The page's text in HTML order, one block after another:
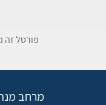
פורטל זה
מרחב